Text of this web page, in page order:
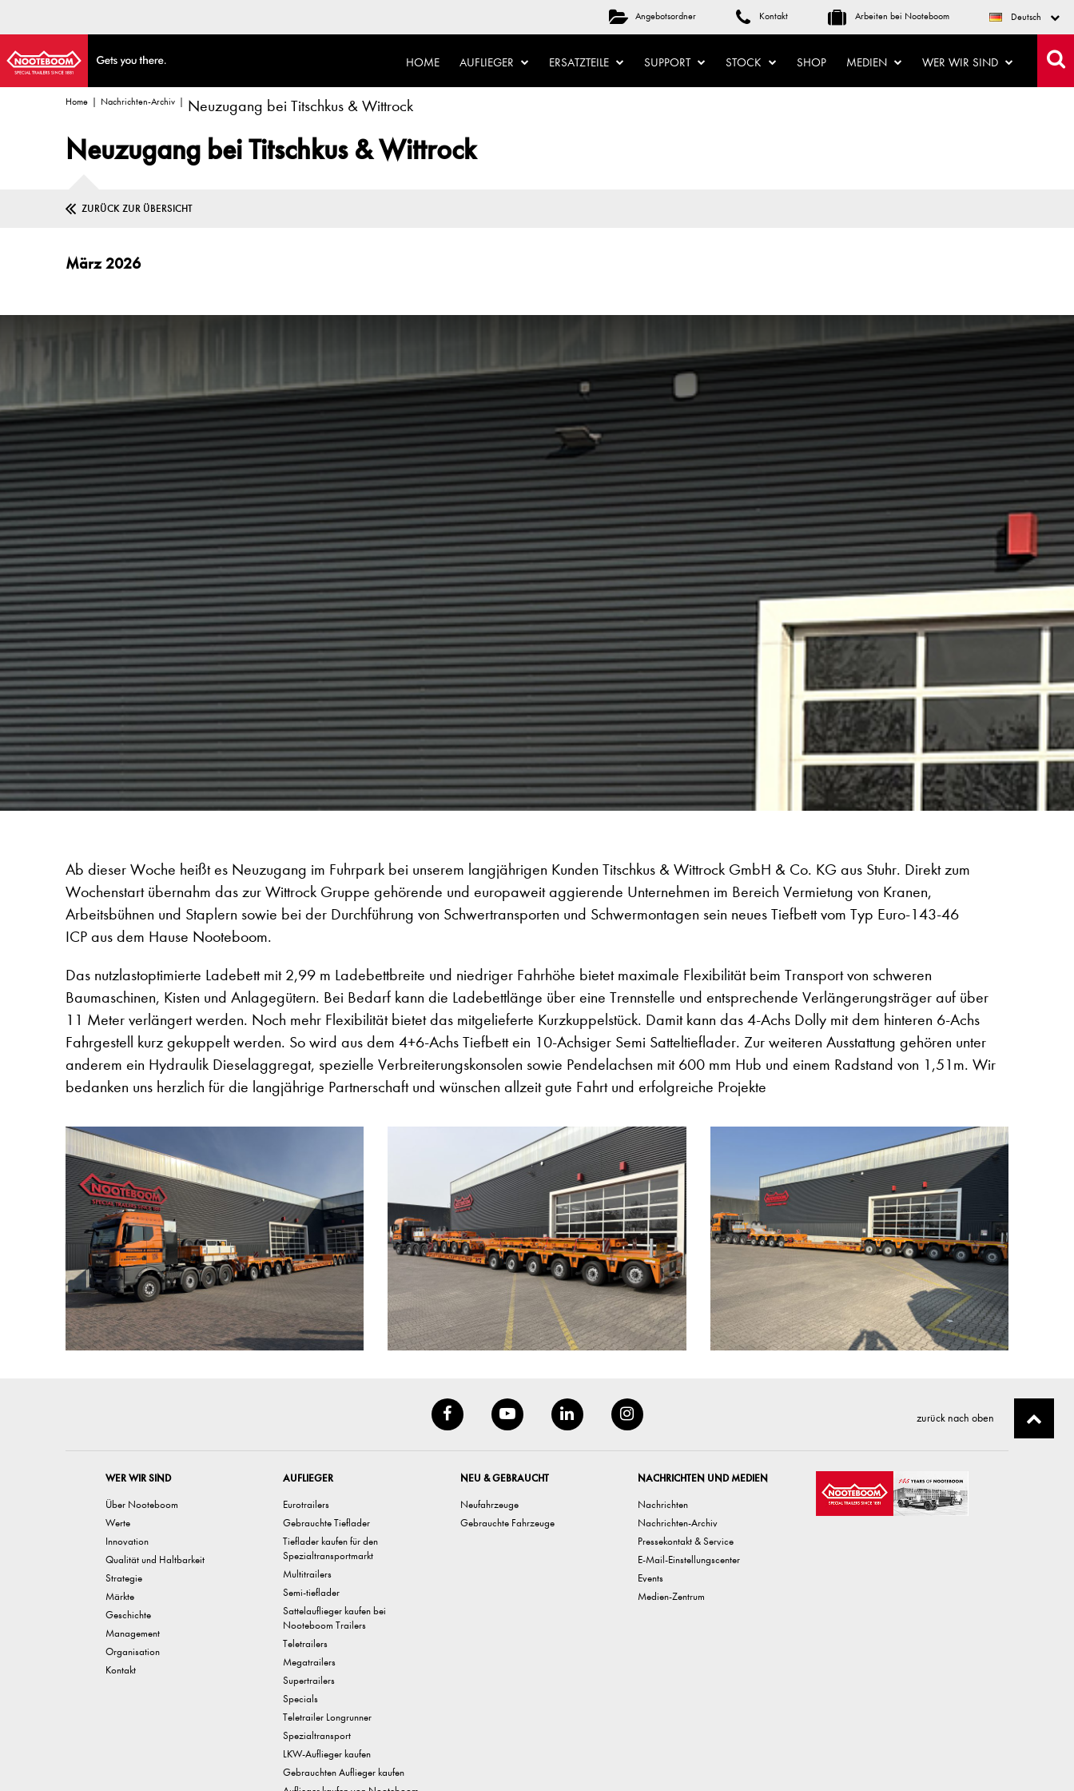
Angebotsordner Kontakt Arbeiten bei Nooteboom Deutsch
HOME AUFLIEGER ERSATZTEILE SUPPORT STOCK SHOP MEDIEN WER WIR SIND
Home Nachrichten-Archiv Neuzugang bei Titschkus & Wittrock
Neuzugang bei Titschkus & Wittrock
ZURÜCK ZUR ÜBERSICHT
März 2026
Ab dieser Woche heißt es Neuzugang im Fuhrpark bei unserem langjährigen Kunden Titschkus & Wittrock GmbH & Co. KG aus Stuhr. Direkt zum
Wochenstart übernahm das zur Wittrock Gruppe gehörende und europaweit aggierende Unternehmen im Bereich Vermietung von Kranen,
Arbeitsbühnen und Staplern sowie bei der Durchführung von Schwertransporten und Schwermontagen sein neues Tiefbett vom Typ Euro-143-46
ICP aus dem Hause Nooteboom.
Das nutzlastoptimierte Ladebett mit 2,99 m Ladebettbreite und niedriger Fahrhöhe bietet maximale Flexibilität beim Transport von schweren
Baumaschinen, Kisten und Anlagegütern. Bei Bedarf kann die Ladebettlänge über eine Trennstelle und entsprechende Verlängerungsträger auf über
11 Meter verlängert werden. Noch mehr Flexibilität bietet das mitgelieferte Kurzkuppelstück. Damit kann das 4-Achs Dolly mit dem hinteren 6-Achs
Fahrgestell kurz gekuppelt werden. So wird aus dem 4+6-Achs Tiefbett ein 10-Achsiger Semi Satteltieflader. Zur weiteren Ausstattung gehören unter
anderem ein Hydraulik Dieselaggregat, spezielle Verbreiterungskonsolen sowie Pendelachsen mit 600 mm Hub und einem Radstand von 1,51m. Wir
bedanken uns herzlich für die langjährige Partnerschaft und wünschen allzeit gute Fahrt und erfolgreiche Projekte
zurück nach oben
WER WIR SIND
Über Nooteboom
Werte
Innovation
Qualität und Haltbarkeit
Strategie
Märkte
Geschichte
Management
Organisation
Kontakt
AUFLIEGER
Eurotrailers
Gebrauchte Tieflader
Tieflader kaufen für den
Spezialtransportmarkt
Multitrailers
Semi-tieflader
Sattelauflieger kaufen bei
Nooteboom Trailers
Teletrailers
Megatrailers
Supertrailers
Specials
Teletrailer Longrunner
Spezialtransport
LKW-Auflieger kaufen
Gebrauchten Auflieger kaufen
NEU & GEBRAUCHT
Neufahrzeuge
Gebrauchte Fahrzeuge
NACHRICHTEN UND MEDIEN
Nachrichten
Nachrichten-Archiv
Pressekontakt & Service
E-Mail-Einstellungscenter
Events
Medien-Zentrum